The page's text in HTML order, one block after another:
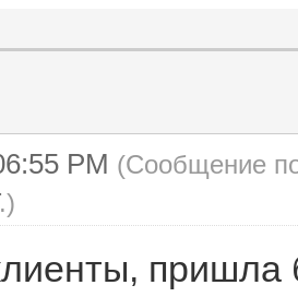
PM (Сообщение
.)
пришла